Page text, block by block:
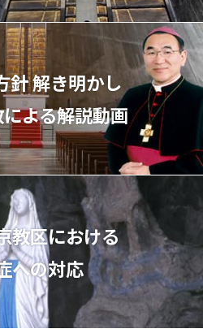
針 解き明かし
よる解説動画
教区における
への対応